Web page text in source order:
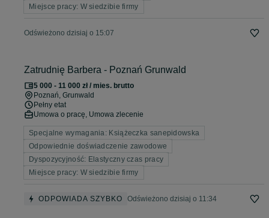
Miejsce pracy: W siedzibie firmy
Odświeżono dzisiaj o 15:07
Zatrudnię Barbera - Poznań Grunwald
5 000 - 11 000 zł / mies. brutto
Poznań, Grunwald
Pełny etat
Umowa o pracę, Umowa zlecenie
Specjalne wymagania: Książeczka sanepidowska
Odpowiednie doświadczenie zawodowe
Dyspozycyjność: Elastyczny czas pracy
Miejsce pracy: W siedzibie firmy
ODPOWIADA SZYBKO Odświeżono dzisiaj o 11:34